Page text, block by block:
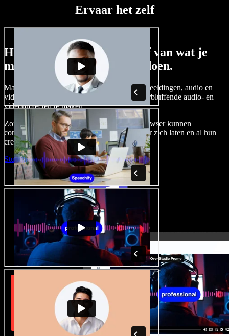
Ervaar het zelf
Hier is een kleine voorproef van wat je
met Speechify Studio kunt doen.
Maak voice-overs, voeg royaltyvrije stockafbeeldingen, audio en
video's toe en kloon je stem om complete, verbluffende audio- en
videoprojecten te maken.
Zonder leercurve en met alles direct in de browser kunnen
contentmakers traditionele beperkingen achter zich laten en al hun
creatieve ideeën tot leven brengen.
Studio starten